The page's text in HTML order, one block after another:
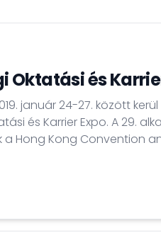
Oktatási és
január 24-27. között
és Karrier Expo. A 29.
a Hong Kong Convention